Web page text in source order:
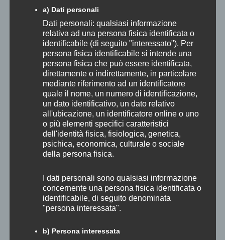
32° Festival di Pentecoste
33° Festival di Pentecoste
37° Festival di Pentecoste
38° Festival di Pentecoste
39° Festival di Pentecoste
40° Festival di Pentecoste 2026
Archivio Concerti Malaspina
Concerti Accademia 2026
Concerti Dei Maestri
Concerti di Badia 2023
Concerti di Badia 2024
Concerti di Badia 2025
Concerti di Badia 2026
Concerti ORT 2019
Concerti Straordinari
Docenti
Eventi Speciali 2025
a) Dati personali
Dati personali: qualsiasi informazione
relativa ad una persona fisica identificata o
identificabile (di seguito "interessato"). Per
persona fisica identificabile si intende una
persona fisica che può essere identificata,
direttamente o indirettamente, in particolare
mediante riferimento ad un identificatore
quale il nome, un numero di identificazione,
un dato identificativo, un dato relativo
all'ubicazione, un identificatore online o uno
o più elementi specifici caratteristici
dell'identità fisica, fisiologica, genetica,
psichica, economica, culturale o sociale
della persona fisica.
I dati personali sono qualsiasi informazione
concernente una persona fisica identificata o
identificabile, di seguito denominata
"persona interessata".
b) Persona interessata